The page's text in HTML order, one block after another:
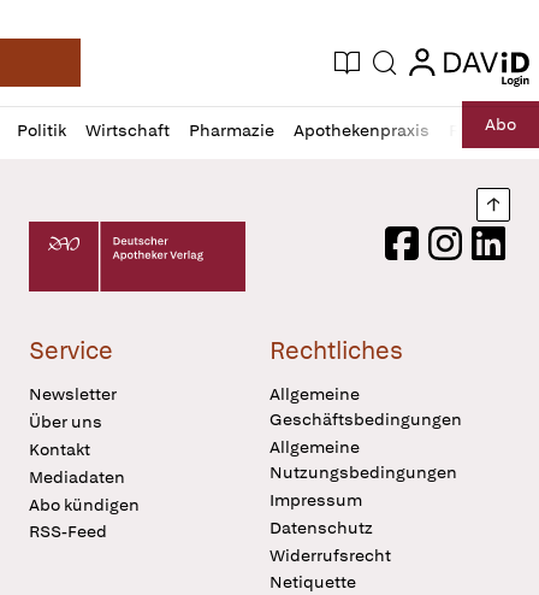
Deutsche Apotheker Zeitung
Aktuelle Ausgabe
Suche login
login
Politik Wirtschaft Pharmazie Apothekenpraxis RechtAbo
Profil
öffnen
Daz
Pur
Deutscher Apotheker Verlag Logo
FacebookInstagram
Service
Newsletter
Über uns
Kontakt
Mediadaten
Abo kündigen
RSS-Feed
Rechtliches
Allgemeine
Geschäftsbedingungen
Allgemeine
Nutzungsbedingungen
Impressum
Datenschutz
Widerrufsrecht
Netiquette